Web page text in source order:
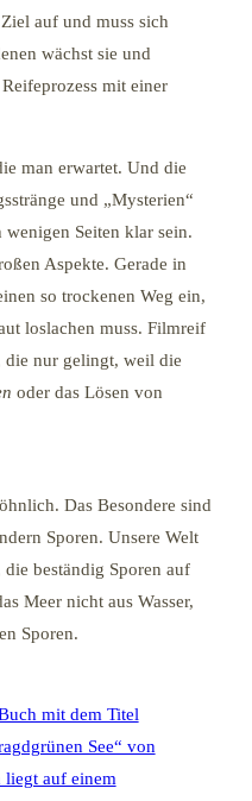
auf und muss sich
wächst sie und
mit einer
man erwartet. Und die
und „Mysterien“
Seiten klar sein.
Aspekte. Gerade in
so trockenen Weg ein,
loslachen muss. Filmreif
die nur gelingt, weil die
oder das Lösen von
Das Besondere sind
Sporen. Unsere Welt
beständig Sporen auf
Meer nicht aus Wasser,
Sporen.